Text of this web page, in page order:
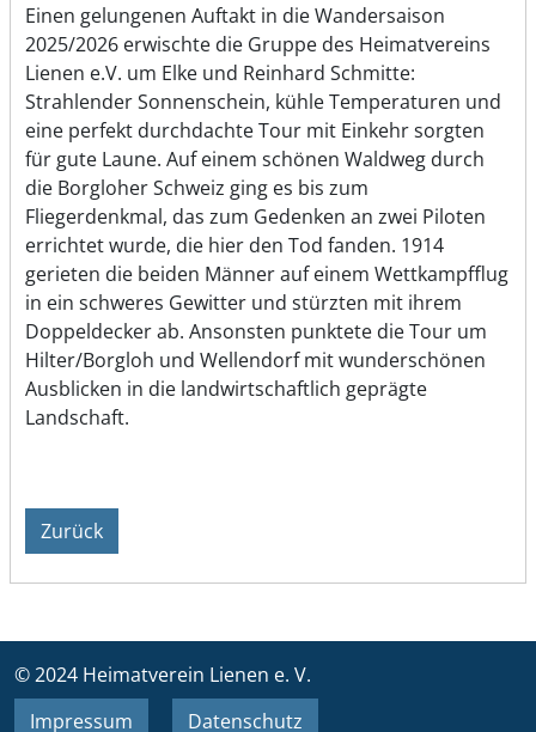
Einen gelungenen Auftakt in die Wandersaison
2025/2026 erwischte die Gruppe des Heimatvereins
Lienen e.V. um Elke und Reinhard Schmitte:
Strahlender Sonnenschein, kühle Temperaturen und
eine perfekt durchdachte Tour mit Einkehr sorgten
für gute Laune. Auf einem schönen Waldweg durch
die Borgloher Schweiz ging es bis zum
Fliegerdenkmal, das zum Gedenken an zwei Piloten
errichtet wurde, die hier den Tod fanden. 1914
gerieten die beiden Männer auf einem Wettkampfflug
in ein schweres Gewitter und stürzten mit ihrem
Doppeldecker ab. Ansonsten punktete die Tour um
Hilter/Borgloh und Wellendorf mit wunderschönen
Ausblicken in die landwirtschaftlich geprägte
Landschaft.
Zurück
© 2024 Heimatverein Lienen e. V.
Impressum
Datenschutz